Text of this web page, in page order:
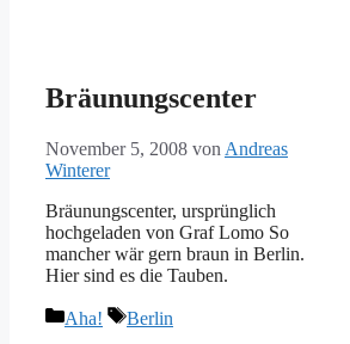
Bräunungscenter
November 5, 2008 von Andreas
Winterer
Bräunungscenter, ursprünglich
hochgeladen von Graf Lomo So
mancher wär gern braun in Berlin.
Hier sind es die Tauben.
Kategorien
Aha! Schlagwörter
Berlin